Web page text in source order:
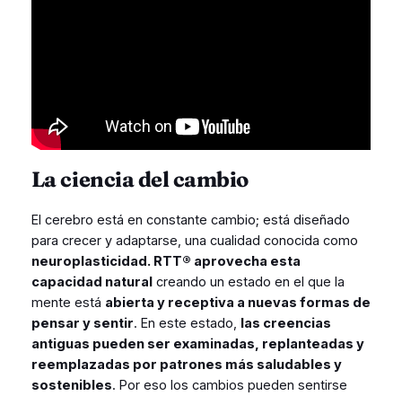
La ciencia del cambio
El cerebro está en constante cambio; está diseñado
para crecer y adaptarse, una cualidad conocida como
neuroplasticidad. RTT® aprovecha esta
capacidad naturalcreando un estado en el que la
mente está abierta y receptiva a nuevas formas de
pensar y sentir. En este estado, las creencias
antiguas pueden ser examinadas, replanteadas y
reemplazadas por patrones más saludables y
sostenibles. Por eso los cambios pueden sentirse